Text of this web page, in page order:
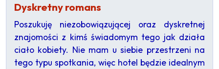
Dyskretny romans
Poszukuję niezobowiązującej oraz dyskretnej
znajomości z kimś świadomym tego jak działa
ciało kobiety. Nie mam u siebie przestrzeni na
tego typu spotkania, więc hotel będzie idealnym